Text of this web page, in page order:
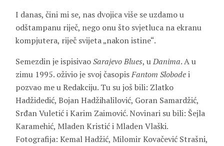
I danas, čini mi se, nas dvojica više se uzdamo u
odštampanu riječ, nego onu što svjetluca na ekranu
kompjutera, riječ svijeta „nakon istine“.
Semezdin je ispisivaoSarajevo Blues, uDanima. A u
zimu 1995. oživio je svoj časopisFantom Slobodei
pozvao me u Redakciju. Tu su još bili: Zlatko
Hadžidedić, Bojan Hadžihalilović, Goran Samardžić,
Srđan Vuletić i Karim Zaimović. Novinari su bili: Šejla
Karamehić, Mladen Kristić i Mladen Vlaški.
Fotografija: Kemal Hadžić, Milomir Kovačević Strašni,